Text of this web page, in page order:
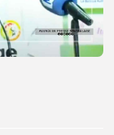
Search
Button